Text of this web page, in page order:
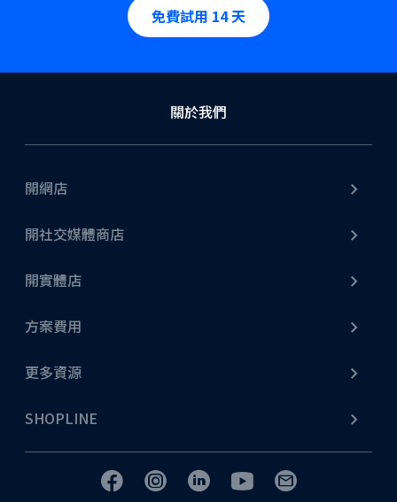
OMO 全渠道零售
完美融合，輕鬆打造全方位營運模式。
社交媒體營銷
無論是 Facebook、Instagram、YouTube Shopping、
能提供串接服務。另外，SHOPLINE 更支援商戶進行社
消費的轉換率！
免費試用 14 天
關於我們
開網店
開社交媒體商店
開實體店
方案費用
更多資源
SHOPLINE